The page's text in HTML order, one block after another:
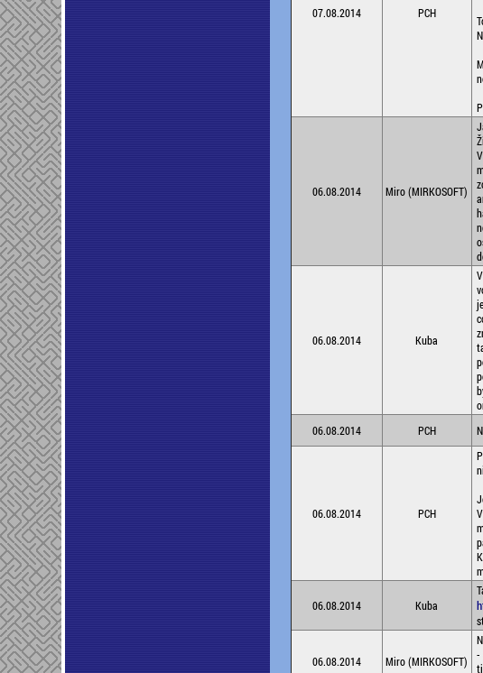
07.08.2014 PCH
06.08.2014 Miro (MIRKOSOFT)
06.08.2014 Kuba
06.08.2014
PCH
06.08.2014 PCH
06.08.2014 Kuba
06.08.2014 Miro (MIRKOSOFT)
-